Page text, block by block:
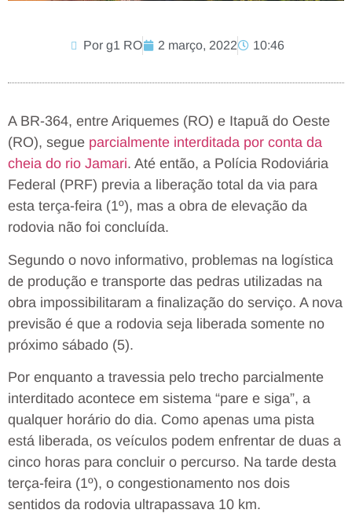
Por g1 RO 2 março, 2022 10:46
A BR-364, entre Ariquemes (RO) e Itapuã do Oeste
(RO), segue parcialmente interditada por conta da
cheia do rio Jamari. Até então, a Polícia Rodoviária
Federal (PRF) previa a liberação total da via para
esta terça-feira (1º), mas a obra de elevação da
rodovia não foi concluída.
Segundo o novo informativo, problemas na logística
de produção e transporte das pedras utilizadas na
obra impossibilitaram a finalização do serviço. A nova
previsão é que a rodovia seja liberada somente no
próximo sábado (5).
Por enquanto a travessia pelo trecho parcialmente
interditado acontece em sistema “pare e siga”, a
qualquer horário do dia. Como apenas uma pista
está liberada, os veículos podem enfrentar de duas a
cinco horas para concluir o percurso. Na tarde desta
terça-feira (1º), o congestionamento nos dois
sentidos da rodovia ultrapassava 10 km.